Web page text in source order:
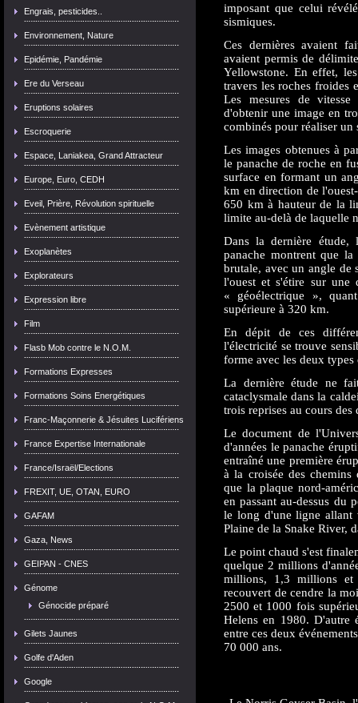
Engrais, pesticides..
Environnement, Nature
Epidémie, Pandémie
Ere du Verseau
Eruptions solaires
Escroquerie
Espace, Laniakea, Grand Attracteur
Europe, Euro, CEDH
Eveil, Prière, Révolution spirituelle
Evènement artistique
Exoplanètes
Explorateurs
Expression libre
Film
Flasb Mob contre le N.O.M.
Formations Expresses
Formations Soins Energétiques
Franc-Maçonnerie & Jésuites Lucifériens
France Expertise Internationale
France/Israël/Elections
FREXIT, UE, OTAN, EURO
GAFAM
Gaza, News
GEIPAN - CNES
Génome
Génocide préparé
Gilets Jaunes
Golfe d'Aden
Google
imposant que celui
sismiques.
Ces dernières avaient
avaient permis de
Yellowstone. En effet,
travers les roches froides
Les mesures de
d'obtenir une image en
combinés pour réaliser un
Les images obtenues à
le panache de roche en
surface en formant un
km en direction de
650 km à hauteur de la
limite au-delà de laquelle
Dans la dernière étude,
panache montrent que
brutale, avec un angle de
l'ouest et s'étire sur une
« géoélectrique »,
supérieure à 320 km.
En dépit de ces
l'électricité se trouve
forme avec les deux types
La dernière étude ne
cataclysmale dans la
trois reprises au cours
Le document de
d'années le panache
entraîné une première
à la croisée des chemins
que la plaque nord-
en passant au-dessus du
le long d'une ligne allant
Plaine de la Snake River,
Le point chaud s'est
quelque 2 millions
millions, 1,3 millions
recouvert de cendre la
2500 et 1000 fois
Helens en 1980. D'autre
entre ces deux
70 000 ans.